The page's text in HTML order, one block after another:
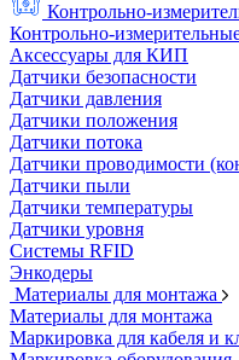
Контрольно-
Контрольно-
Аксессуары для КИП
Датчики безопасности
Датчики давления
Датчики положения
Датчики потока
Датчики проводимости
Датчики пыли
Датчики температуры
Датчики уровня
Системы RFID
Энкодеры
Материалы для монтажа
Материалы для монтажа
Маркировка для кабеля и